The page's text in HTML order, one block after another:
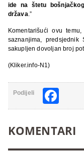
ide na štetu
država .”
Komentarišući ovu
saznanjima,
sakupljen dovoljan broj
(Kliker.info-N1)
Podijeli
KOMENTARI